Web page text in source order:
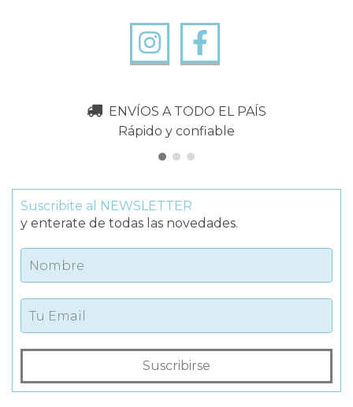
ENVÍOS A TODO EL PAÍS
Rápido y confiable
Suscribite al NEWSLETTER
y enterate de todas las novedades.